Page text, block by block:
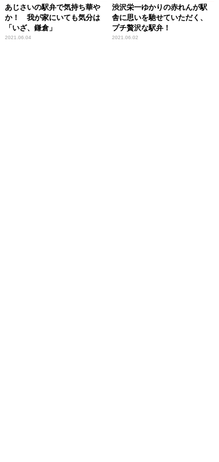
あじさいの駅弁で気持ち華や
か！ 我が家にいても気分は
「いざ、鎌倉」
2021.06.04
渋沢栄一ゆかりの赤れんが駅
舎に思いを馳せていただく、
プチ贅沢な駅弁！
2021.06.02